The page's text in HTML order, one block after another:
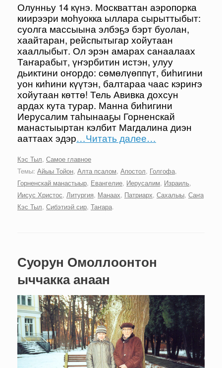
Олунньу 14 күнэ. Москваттан аэропорка
киирээри моһуокка ыллара сырыттыбыт:
суолга массыына элбэҕэ бэрт буолан,
хаайтаран, рейспытыгар хойутаан
хааллыбыт. Ол эрэн амарах санаалаах
Таҥарабыт, үҥэрбитин истэн, улуу
дьиктини оҥордо: сөмөлүөппүт, биһигини
уон киһини күүтэн, балтараа чаас кэриҥэ
хойутаан көттө! Тель Авивка дохсун
ардах кута турар. Манна биһигини
Иерусалим таһынааҕы Горненскай
манастыыртан кэлбит Магдалина диэн
ааттаах эдэр…Читать далее…
Кэс Тыл, Самое главное
Темы: Айыы Тойон, Алта псалом, Апостол, Голгофа,
Горненскай манастыыр, Евангелие, Иерусалим, Израиль,
Иисус Христос, Литургия, Манаах, Патриарх, Сахалыы, Саҥа
Кэс Тыл, Сибэтиэй сир, Таҥара.
Суорун Омоллоонтон
ыччакка анаан